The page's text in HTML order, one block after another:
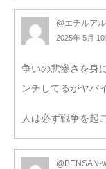
@エチルア
2025年 5月 10
争いの悲惨さを身
ンチしてるがヤバ
人は必ず戦争を起
@BENSAN-